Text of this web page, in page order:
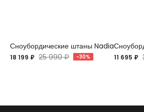
Сноубордические штаны Nadia
18 199 ₽ 25 990 ₽ -30% 11 695 ₽